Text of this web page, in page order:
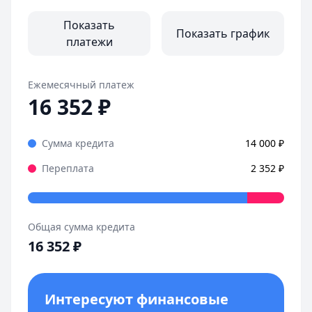
Показать
платежи
Показать график
Ежемесячный платеж
16 352₽
Сумма кредита 14 000 ₽
Переплата
2 352 ₽
Общая сумма кредита
16 352₽
Интересуют финансовые